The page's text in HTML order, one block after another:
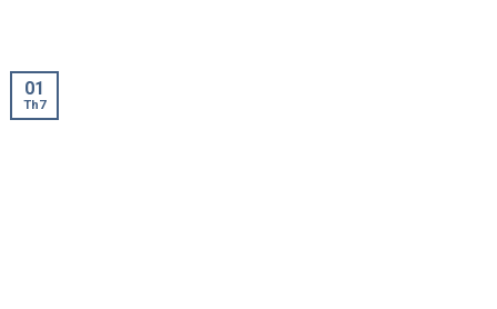
01
Th7